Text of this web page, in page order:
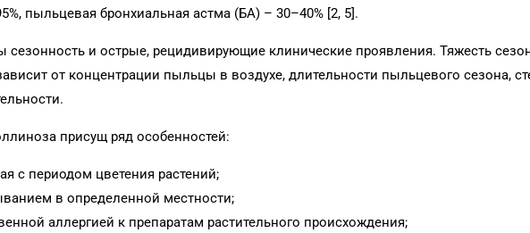
пыльцевая бронхиальная астма (БА) – 30–40% [2, 5].
сезонность и острые, рецидивирующие клинические проявления. Тяжесть
от концентрации пыльцы в воздухе, длительности пыльцевого сезона,
присущ ряд особенностей:
с периодом цветения растений;
в определенной местности;
аллергией к препаратам растительного происхождения;